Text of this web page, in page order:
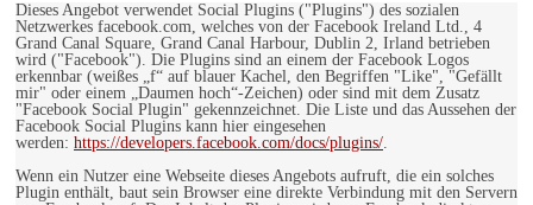
Dieses Angebot verwendet Social Plugins ("Plugins") des sozialen
Netzwerkes facebook.com, welches von der Facebook Ireland Ltd., 4
Grand Canal Square, Grand Canal Harbour, Dublin 2, Irland betrieben
wird ("Facebook"). Die Plugins sind an einem der Facebook Logos
erkennbar (weißes „f“ auf blauer Kachel, den Begriffen "Like", "Gefällt
mir" oder einem „Daumen hoch“-Zeichen) oder sind mit dem Zusatz
"Facebook Social Plugin" gekennzeichnet. Die Liste und das Aussehen der
Facebook Social Plugins kann hier eingesehen
werden: https://developers.facebook.com/docs/plugins/.
Wenn ein Nutzer eine Webseite dieses Angebots aufruft, die ein solches
Plugin enthält, baut sein Browser eine direkte Verbindung mit den Servern